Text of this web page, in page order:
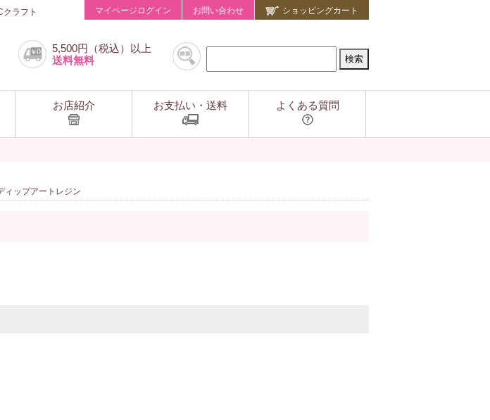
ラフト マイページログイン お問い合わせ ショッピングカート
5,500円（税込）以上
送料無料
お店紹介 お支払い・送料 よくある質問
ィップアートレジン